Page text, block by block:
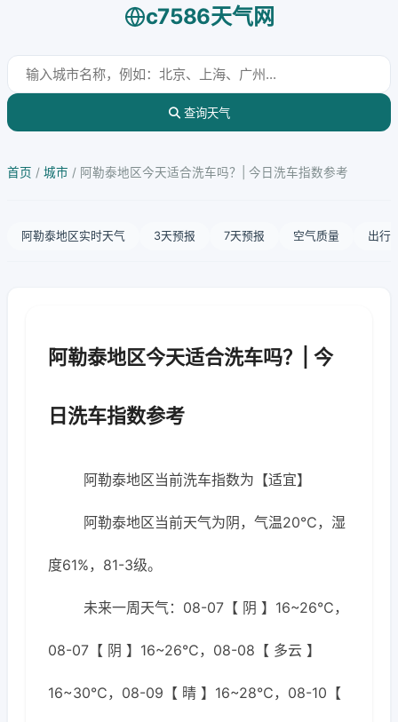
c7586天气网
查询天气
首页 / 城市 / 阿勒泰地区今天适合洗车吗？| 今日洗车指数参考
阿勒泰地区实时天气 3天预报 7天预报 空气质量 出行
阿勒泰地区今天适合洗车吗？| 今
日洗车指数参考
阿勒泰地区当前洗车指数为【适宜】
阿勒泰地区当前天气为阴，气温20℃，湿
度61%，81-3级。
未来一周天气：08-07【 阴 】16~26℃，
08-07【 阴 】16~26℃，08-08【 多云 】
16~30℃，08-09【 晴 】16~28℃，08-10【